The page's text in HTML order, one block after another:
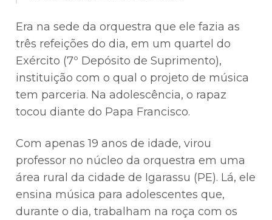
Era na sede da orquestra que ele fazia as
três refeições do dia, em um quartel do
Exército (7º Depósito de Suprimento),
instituição com o qual o projeto de música
tem parceria. Na adolescência, o rapaz
tocou diante do Papa Francisco.
Com apenas 19 anos de idade, virou
professor no núcleo da orquestra em uma
área rural da cidade de Igarassu (PE). Lá, ele
ensina música para adolescentes que,
durante o dia, trabalham na roça com os